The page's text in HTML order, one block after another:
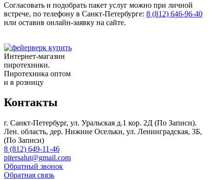
Согласовать и подобрать пакет услуг можно при личной
встрече, по телефону в Санкт-Петербурге: 8 (812) 646-96-40
или оставив онлайн-заявку на сайте.
Интернет-магазин
пиротехники.
Пиротехника оптом
и в розницу
Контакты
г. Санкт-Петербург, ул. Уральская д.1 кор. 2Д (По Записи).
Лен. область, дер. Нижние Осельки, ул. Ленинградская, 3Б,
(По Записи)
8 (812) 649-11-46
pitersalut@gmail.com
Обратный звонок
Обратная связь